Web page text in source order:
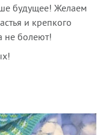
будущее! Желаем
и крепкого
не болеют!